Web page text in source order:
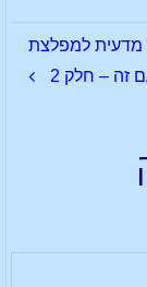
מדעית למפלצת
זה – חלק 2